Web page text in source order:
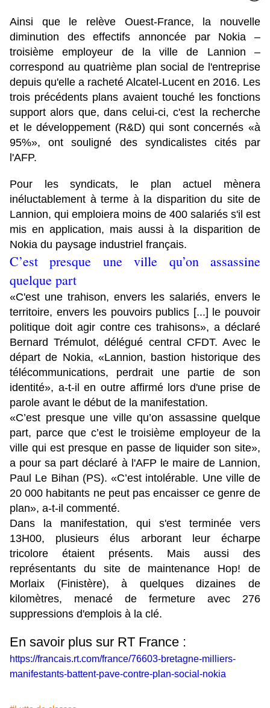
Ainsi que le relève Ouest-France, la nouvelle
diminution des effectifs annoncée par Nokia –
troisième employeur de la ville de Lannion –
correspond au quatrième plan social de l'entreprise
depuis qu'elle a racheté Alcatel-Lucent en 2016. Les
trois précédents plans avaient touché les fonctions
support alors que, dans celui-ci, c'est la recherche
et le développement (R&D) qui sont concernés «à
95%», ont souligné des syndicalistes cités par
l'AFP.
Pour les syndicats, le plan actuel mènera
inéluctablement à terme à la disparition du site de
Lannion, qui emploiera moins de 400 salariés s'il est
mis en application, mais aussi à la disparition de
Nokia du paysage industriel français.
C’est presque une ville qu’on assassine
quelque part
«C'est une trahison, envers les salariés, envers le
territoire, envers les pouvoirs publics [...] le pouvoir
politique doit agir contre ces trahisons», a déclaré
Bernard Trémulot, délégué central CFDT. Avec le
départ de Nokia, «Lannion, bastion historique des
télécommunications, perdrait une partie de son
identité», a-t-il en outre affirmé lors d'une prise de
parole avant le début de la manifestation.
«C’est presque une ville qu’on assassine quelque
part, parce que c’est le troisième employeur de la
ville qui est presque en passe de liquider son site»,
a pour sa part déclaré à l'AFP le maire de Lannion,
Paul Le Bihan (PS). «C’est intolérable. Une ville de
20 000 habitants ne peut pas encaisser ce genre de
plan», a-t-il commenté.
Dans la manifestation, qui s'est terminée vers
13H00, plusieurs élus arborant leur écharpe
tricolore étaient présents. Mais aussi des
représentants du site de maintenance Hop! de
Morlaix (Finistère), à quelques dizaines de
kilomètres, menacé de fermeture avec 276
suppressions d'emplois à la clé.
En savoir plus sur RT France :
https://francais.rt.com/france/76603-bretagne-milliers-
manifestants-battent-pave-contre-plan-social-nokia